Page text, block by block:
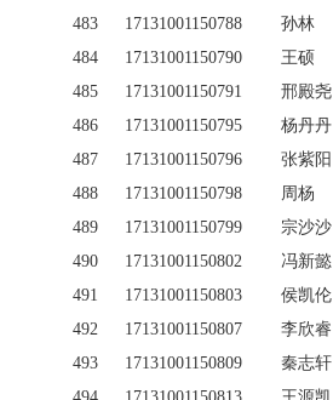
483
17131001150788 孙林
484
17131001150790 王硕
485
17131001150791 邢殿尧
486
17131001150795 杨丹丹
487
17131001150796 张紫阳
488
17131001150798 周杨
489
17131001150799 宗沙沙
490
17131001150802 冯新懿
491
17131001150803 侯凯伦
492
17131001150807 李欣睿
493
17131001150809 秦志轩